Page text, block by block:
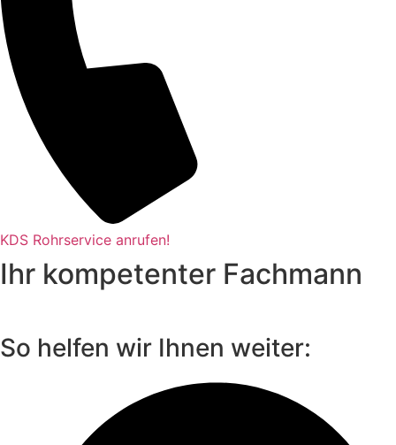
KDS Rohrservice anrufen!
Ihr kompetenter Fachmann
So helfen wir Ihnen weiter: